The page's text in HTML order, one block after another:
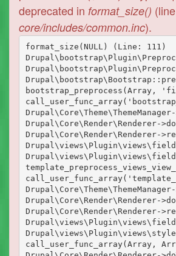
errore
deprecated in format_size() (line
core/includes/common.inc).
format_size(NULL) (Line: 111)
bootstrap_preprocess(Array,
Drupal\Core\Render\Renderer-
Drupal\Core\Render\Renderer-
Drupal\Core\Render\Renderer-
Drupal\Core\Render\Renderer-
call_user_func_array(Array,